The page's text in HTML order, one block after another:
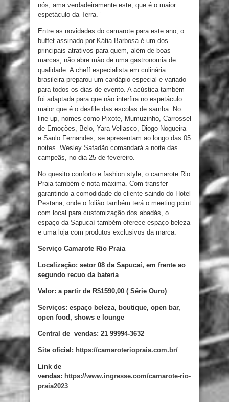
nós, ama verdadeiramente este, que é o maior
espetáculo da Terra. ”
Entre as novidades do camarote para este ano, o
buffet assinado por Kátia Barbosa é um dos
principais atrativos para quem, além de boas
marcas, não abre mão de uma gastronomia de
qualidade. A cheff especialista em culinária
brasileira preparou um cardápio especial e variado
para todos os dias de evento. A acústica também
foi adaptada para que não interfira no espetáculo
maior que é o desfile das escolas de samba. No
line up, nomes como Pixote, Mumuzinho, Carrossel
de Emoções, Belo, Yara Vellasco, Diogo Nogueira
e Saulo Fernandes, se apresentam ao longo das 05
noites. Wesley Safadão comandará a noite das
campeãs, no dia 25 de fevereiro.
No quesito conforto e fashion style, o camarote Rio
Praia também é nota máxima. Com transfer
garantindo a comodidade do cliente saindo do Hotel
Pestana, onde o folião também terá o meeting point
com local para customização dos abadás, o
espaço da Sapucaí também oferece espaço beleza
e uma loja com produtos exclusivos da marca.
Serviço Camarote Rio Praia
Localização: setor 08 da Sapucaí, em frente ao
segundo recuo da bateria
Valor: a partir de R$1590,00 ( Série Ouro)
Serviços: espaço beleza, boutique, open bar,
open food, shows e lounge
Central de vendas: 21 99994-3632
Site oficial: https://camaroteriopraia.com.br/
Link de
vendas: https://www.ingresse.com/camarote-rio-
praia2023